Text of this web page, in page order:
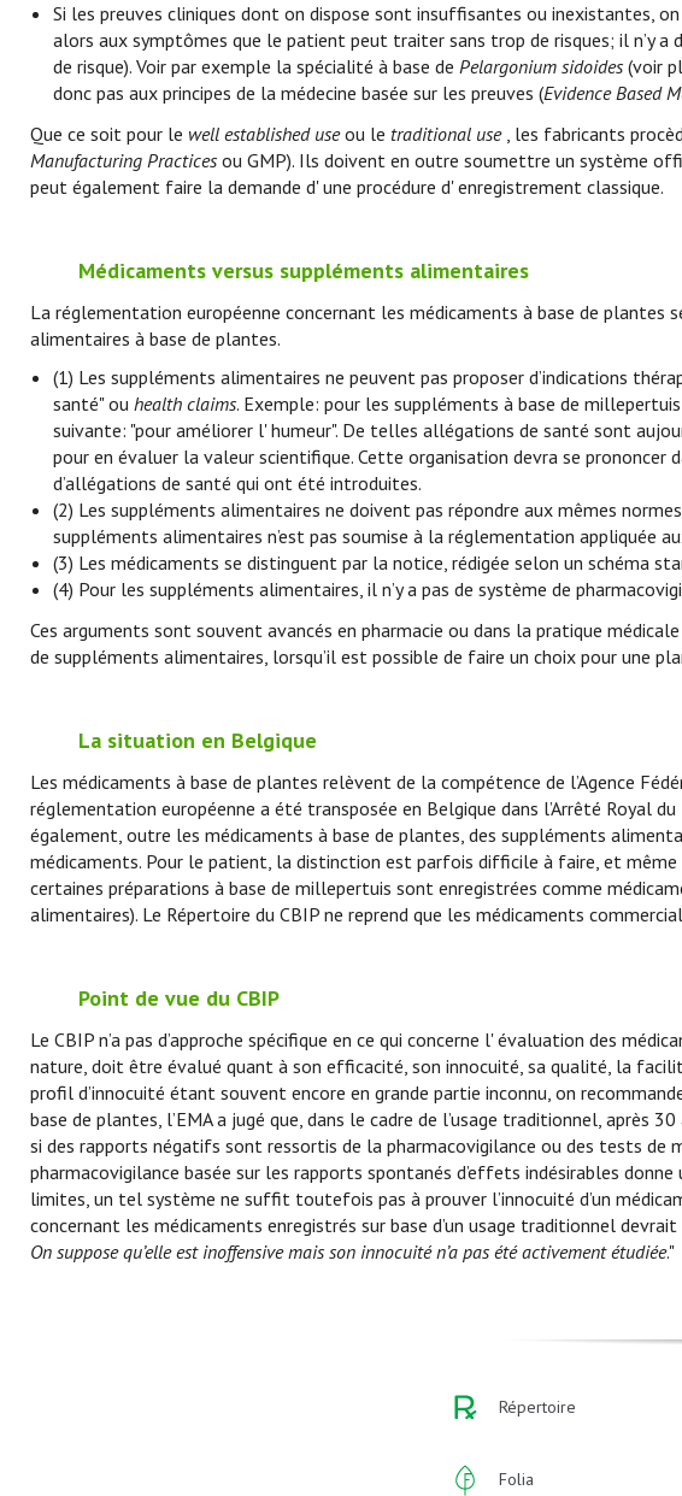
Si les preuves cliniques dont on dispose sont insuffisantes ou inexistantes,
alors aux symptômes que le patient peut traiter sans trop de risques; il n’y a
de risque). Voir par exemple la spécialité à base dePelargonium sidoides (voir
donc pas aux principes de la médecine basée sur les preuves (Evidence Based
Que ce soit pour le well established useou le traditional use, les fabricants
Manufacturing Practices ou GMP). Ils doivent en outre soumettre un système
peut également faire la demande d' une procédure d' enregistrement classique.
Médicaments versus suppléments alimentaires
La réglementation européenne concernant les médicaments à base de
alimentaires à base de plantes.
(1) Les suppléments alimentaires ne peuvent pas proposer d’indications
santé" ouhealth claims. Exemple: pour les suppléments à base de
suivante: "pour améliorer l' humeur". De telles allégations de santé sont
pour en évaluer la valeur scientifique. Cette organisation devra se prononcer
d’allégations de santé qui ont été introduites.
(2) Les suppléments alimentaires ne doivent pas répondre aux mêmes
suppléments alimentaires n’est pas soumise à la réglementation appliquée
(3) Les médicaments se distinguent par la notice, rédigée selon un schéma
(4) Pour les suppléments alimentaires, il n’y a pas de système de
Ces arguments sont souvent avancés en pharmacie ou dans la pratique
de suppléments alimentaires, lorsqu’il est possible de faire un choix pour une
La situation en Belgique
Les médicaments à base de plantes relèvent de la compétence de l’Agence
réglementation européenne a été transposée en Belgique dans l’Arrêté Royal
également, outre les médicaments à base de plantes, des suppléments
médicaments. Pour le patient, la distinction est parfois difficile à faire, et même
certaines préparations à base de millepertuis sont enregistrées comme
alimentaires). Le Répertoire du CBIP ne reprend que les médicaments
Point de vue du CBIP
Le CBIP n’a pas d’approche spécifique en ce qui concerne l' évaluation des
nature, doit être évalué quant à son efficacité, son innocuité, sa qualité, la
profil d’innocuité étant souvent encore en grande partie inconnu, on
base de plantes, l’EMA a jugé que, dans le cadre de l’usage traditionnel, après
si des rapports négatifs sont ressortis de la pharmacovigilance ou des tests de
pharmacovigilance basée sur les rapports spontanés d’effets indésirables
limites, un tel système ne suffit toutefois pas à prouver l’innocuité d’un
concernant les médicaments enregistrés sur base d’un usage traditionnel
On suppose qu’elle est inoffensive mais son innocuité n’a pas été activement étudiée."
Répertoire
Folia